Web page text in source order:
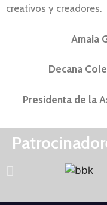
creativos y creadores.
Amaia
Decana
Presidenta de la